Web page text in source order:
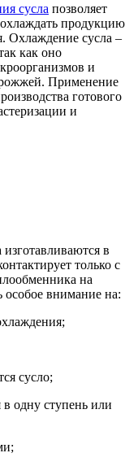
сусла позволяет
продукцию
Охлаждение сусла –
как оно
и
Применение
готового
и
в
только с
на
особое внимание на:
сусло;
одну ступень или